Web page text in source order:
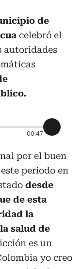
de
celebró el
autoridades
00:47
por el buen
periodo en
desde
de esta
la
salud de
es un
yo creo